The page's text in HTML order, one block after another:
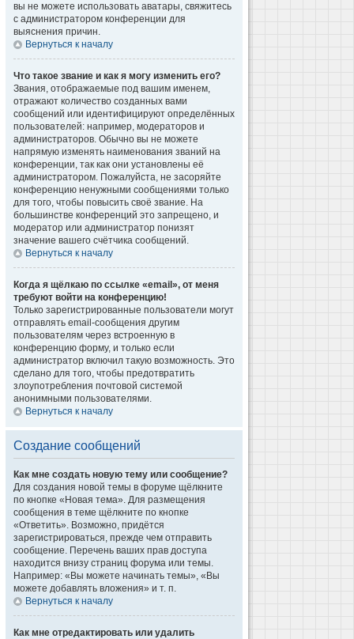
вы не можете использовать аватары, свяжитесь
с администратором конференции для
выяснения причин.
Вернуться к началу
Что такое звание и как я могу изменить его?
Звания, отображаемые под вашим именем,
отражают количество созданных вами
сообщений или идентифицируют определённых
пользователей: например, модераторов и
администраторов. Обычно вы не можете
напрямую изменять наименования званий на
конференции, так как они установлены её
администратором. Пожалуйста, не засоряйте
конференцию ненужными сообщениями только
для того, чтобы повысить своё звание. На
большинстве конференций это запрещено, и
модератор или администратор понизят
значение вашего счётчика сообщений.
Вернуться к началу
Когда я щёлкаю по ссылке «email», от меня
требуют войти на конференцию!
Только зарегистрированные пользователи могут
отправлять email-сообщения другим
пользователям через встроенную в
конференцию форму, и только если
администратор включил такую возможность. Это
сделано для того, чтобы предотвратить
злоупотребления почтовой системой
анонимными пользователями.
Вернуться к началу
Создание сообщений
Как мне создать новую тему или сообщение?
Для создания новой темы в форуме щёлкните
по кнопке «Новая тема». Для размещения
сообщения в теме щёлкните по кнопке
«Ответить». Возможно, придётся
зарегистрироваться, прежде чем отправить
сообщение. Перечень ваших прав доступа
находится внизу страниц форума или темы.
Например: «Вы можете начинать темы», «Вы
можете добавлять вложения» и т. п.
Вернуться к началу
Как мне отредактировать или удалить